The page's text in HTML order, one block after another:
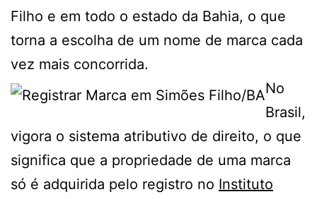
Filho e em todo o estado da Bahia, o que
torna a escolha de um nome de marca cada
vez mais concorrida.
No
Brasil,
vigora o sistema atributivo de direito, o que
significa que a propriedade de uma marca
só é adquirida pelo registro no Instituto